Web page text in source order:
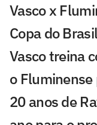
Vasco x
Copa do
Vasco treina
o Fluminense
20 anos de